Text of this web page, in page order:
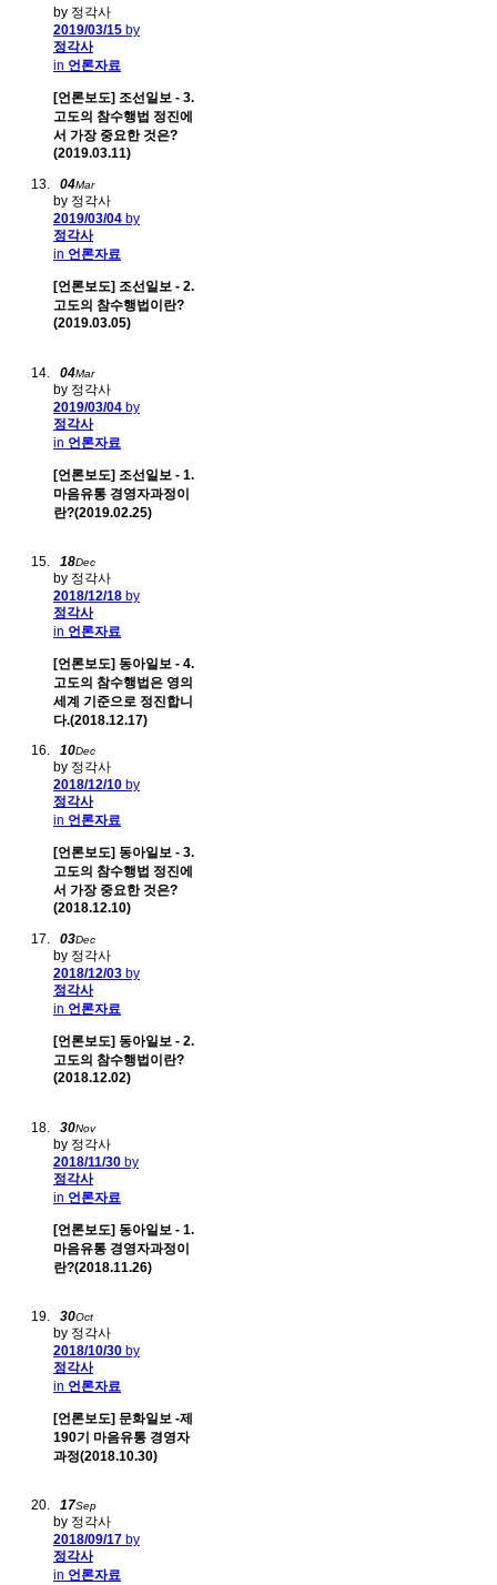
by 정각사
2019/03/15 by
정각사
in 언론자료
[언론보도] 조선일보 - 3.
고도의 참수행법 정진에
서 가장 중요한 것은?
(2019.03.11)
04Mar
by 정각사
2019/03/04 by
정각사
in 언론자료
[언론보도] 조선일보 - 2.
고도의 참수행법이란?
(2019.03.05)
04Mar
by 정각사
2019/03/04 by
정각사
in 언론자료
[언론보도] 조선일보 - 1.
마음유통 경영자과정이
란?(2019.02.25)
18Dec
by 정각사
2018/12/18 by
정각사
in 언론자료
[언론보도] 동아일보 - 4.
고도의 참수행법은 영의
세계 기준으로 정진합니
다.(2018.12.17)
10Dec
by 정각사
2018/12/10 by
정각사
in 언론자료
[언론보도] 동아일보 - 3.
고도의 참수행법 정진에
서 가장 중요한 것은?
(2018.12.10)
03Dec
by 정각사
2018/12/03 by
정각사
in 언론자료
[언론보도] 동아일보 - 2.
고도의 참수행법이란?
(2018.12.02)
30Nov
by 정각사
2018/11/30 by
정각사
in 언론자료
[언론보도] 동아일보 - 1.
마음유통 경영자과정이
란?(2018.11.26)
30Oct
by 정각사
2018/10/30 by
정각사
in 언론자료
[언론보도] 문화일보 -제
190기 마음유통 경영자
과정(2018.10.30)
17Sep
by 정각사
2018/09/17 by
정각사
in 언론자료